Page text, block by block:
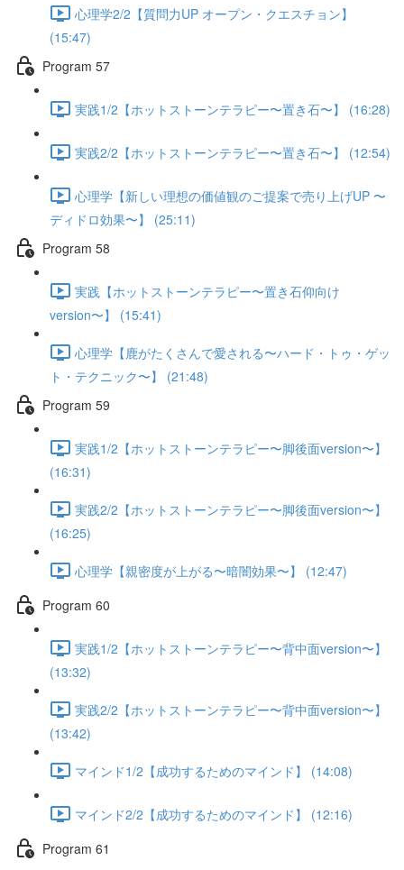
心理学2/2【質問力UP オープン・クエスチョン】
(15:47)
Program 57
実践1/2【ホットストーンテラピー〜置き石〜】 (16:28)
実践2/2【ホットストーンテラピー〜置き石〜】 (12:54)
心理学【新しい理想の価値観のご提案で売り上げUP 〜
ディドロ効果〜】 (25:11)
Program 58
実践【ホットストーンテラピー〜置き石仰向け
version〜】 (15:41)
心理学【鹿がたくさんで愛される〜ハード・トゥ・ゲッ
ト・テクニック〜】 (21:48)
Program 59
実践1/2【ホットストーンテラピー〜脚後面version〜】
(16:31)
実践2/2【ホットストーンテラピー〜脚後面version〜】
(16:25)
心理学【親密度が上がる〜暗闇効果〜】 (12:47)
Program 60
実践1/2【ホットストーンテラピー〜背中面version〜】
(13:32)
実践2/2【ホットストーンテラピー〜背中面version〜】
(13:42)
マインド1/2【成功するためのマインド】 (14:08)
マインド2/2【成功するためのマインド】 (12:16)
Program 61